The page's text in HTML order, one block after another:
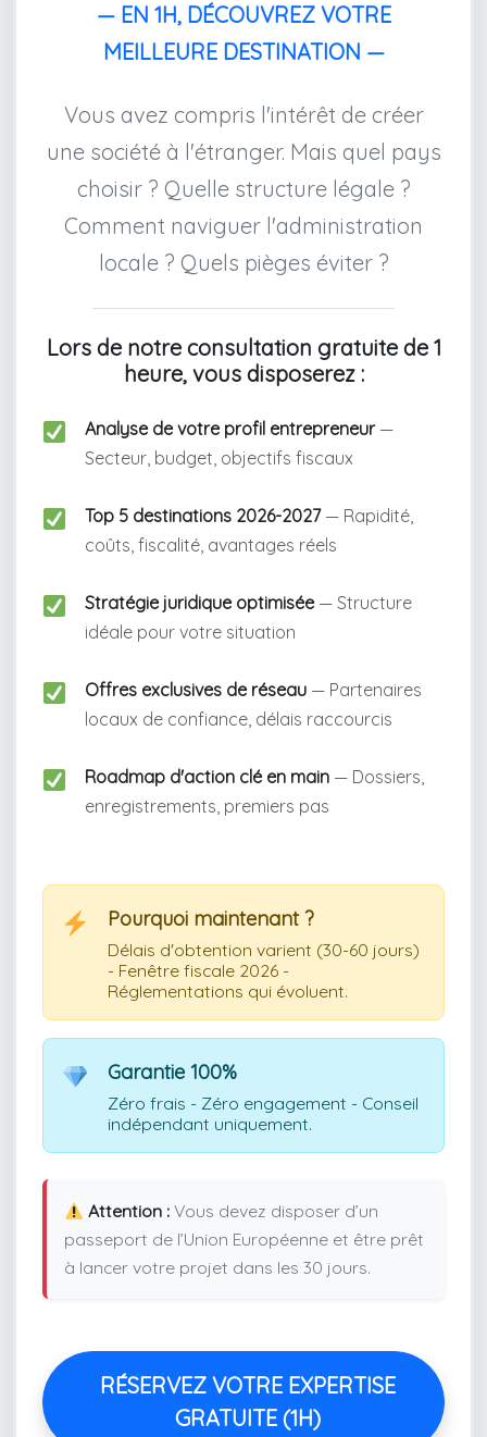
— EN 1H, DÉCOUVREZ VOTRE
MEILLEURE DESTINATION —
Vous avez compris l'intérêt de créer
une société à l'étranger. Mais quel pays
choisir ? Quelle structure légale ?
Comment naviguer l'administration
locale ? Quels pièges éviter ?
Lors de notre consultation gratuite de 1
heure, vous disposerez :
Analyse de votre profil entrepreneur —
Secteur, budget, objectifs fiscaux
Top 5 destinations 2026-2027 — Rapidité,
coûts, fiscalité, avantages réels
Stratégie juridique optimisée — Structure
idéale pour votre situation
Offres exclusives de réseau — Partenaires
locaux de confiance, délais raccourcis
Roadmap d'action clé en main — Dossiers,
enregistrements, premiers pas
Pourquoi maintenant ?
Délais d'obtention varient (30-60 jours)
- Fenêtre fiscale 2026 -
Réglementations qui évoluent.
Garantie 100%
Zéro frais - Zéro engagement - Conseil
indépendant uniquement.
Attention :Vous devez disposer d’un
passeport de l’Union Européenne et être prêt
à lancer votre projet dans les 30 jours.
RÉSERVEZ VOTRE EXPERTISE
GRATUITE (1H)